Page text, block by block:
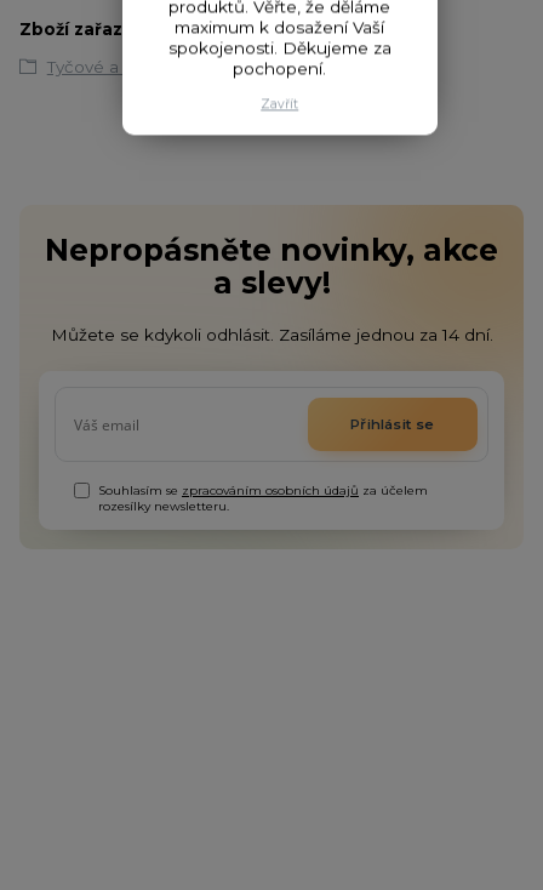
Zboží zařazeno v kategoriích
Tyčové a H-bójky
Nepropásněte novinky, akce
a slevy!
Můžete se kdykoli odhlásit. Zasíláme jednou za 14 dní.
Přihlásit se
Souhlasím se zpracováním osobních údajů za účelem
rozesílky newsletteru.
produktů. Věřte, že děláme
maximum k dosažení Vaší
spokojenosti. Děkujeme za
pochopení.
Zavřít